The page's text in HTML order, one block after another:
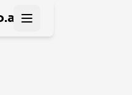
Open main menu